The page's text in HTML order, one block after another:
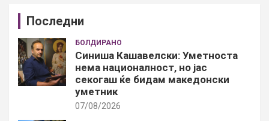
Последни
БОЛДИРАНО
Синиша Кашавелски: Уметноста
нема националност, но јас
секогаш ќе бидам македонски
уметник
07/08/2026